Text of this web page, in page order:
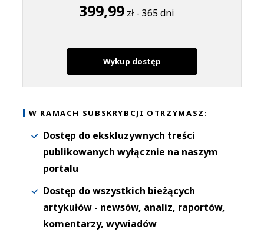
399,99zł - 365 dni
Wykup dostęp
W RAMACH SUBSKRYBCJI OTRZYMASZ:
Dostęp do ekskluzywnych treści
publikowanych wyłącznie na naszym
portalu
Dostęp do wszystkich bieżących
artykułów - newsów, analiz, raportów,
komentarzy, wywiadów